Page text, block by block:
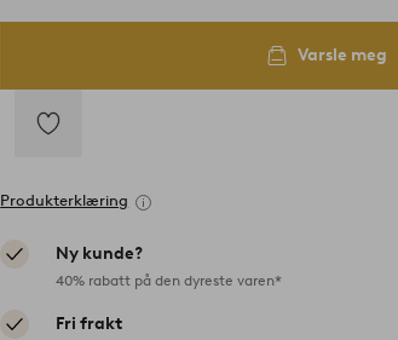
Varsle meg
til
favoritter
Produkterklæring
Ny kunde?
40% rabatt på den dyreste varen*
Fri frakt